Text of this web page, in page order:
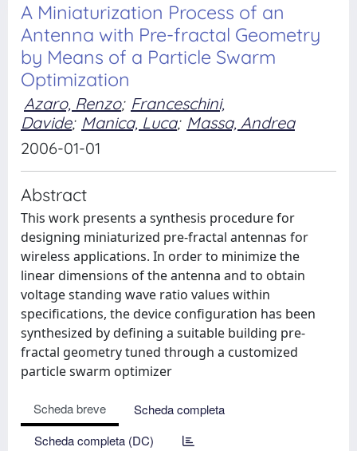
A Miniaturization Process of an
Antenna with Pre-fractal Geometry
by Means of a Particle Swarm
Optimization
Azaro, Renzo; Franceschini,
Davide; Manica, Luca; Massa, Andrea
2006-01-01
Abstract
This work presents a synthesis procedure for
designing miniaturized pre-fractal antennas for
wireless applications. In order to minimize the
linear dimensions of the antenna and to obtain
voltage standing wave ratio values within
specifications, the device configuration has been
synthesized by defining a suitable building pre-
fractal geometry tuned through a customized
particle swarm optimizer
Scheda breve
Scheda completa
Scheda completa (DC)